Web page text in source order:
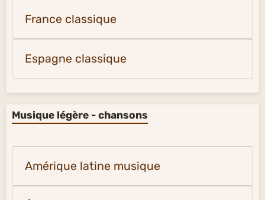
France classique
Espagne classique
Musique légère - chansons
Amérique latine musique